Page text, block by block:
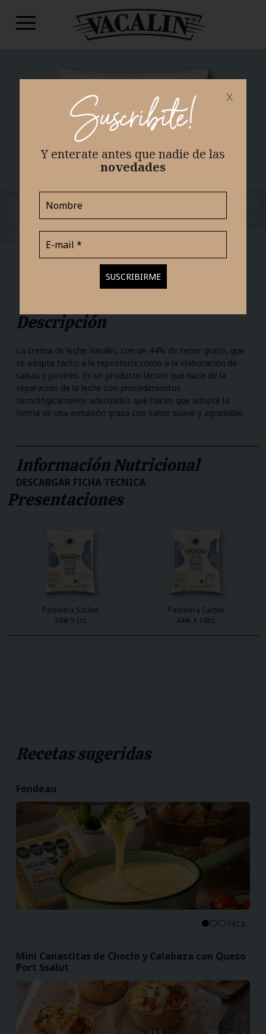
x
Suscribite!
Y enterate antes que nadie de las
novedades
Presentaciones
Pastelera Sachet
44% 5 Lts
Pastelera Sachet
44% X 10lts
Descripción
La crema de leche Vacalin, con un 44% de tenor graso, que
se adapta tanto a la repostería como a la elaboración de
salsas y postres. Es un producto lácteo que nace de la
separación de la leche con procedimientos
tecnológicamente adecuados que hacen que adopte la
forma de una emulsión grasa con sabor suave y agradable.
Información Nutricional
DESCARGAR FICHA TECNICA
Recetas sugeridas
Fondeau
FÁCIL
Mini Canastitas de Choclo y Calabaza con Queso
Port Ssalut